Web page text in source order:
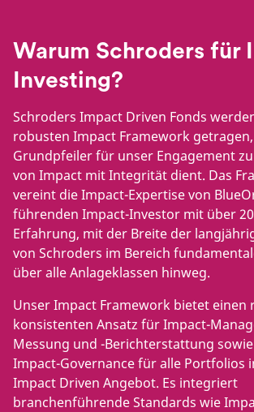
Warum Schroders für
Investing?
Schroders Impact Driven Fonds
robusten Impact Framework getragen,
Grundpfeiler für unser Engagement
von Impact mit Integrität dient. Das
vereint die Impact-Expertise von
führenden Impact-Investor mit über 20
Erfahrung, mit der Breite der
von Schroders im Bereich
über alle Anlageklassen hinweg.
Unser Impact Framework bietet einen
konsistenten Ansatz für Impact-
Messung und -Berichterstattung
Impact-Governance für alle Portfolios
Impact Driven Angebot. Es integriert
branchenführende Standards wie